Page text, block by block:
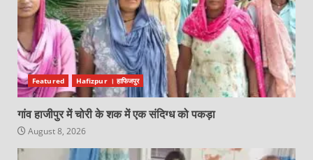
Featured Hafizpur । हाफिजपुर
गांव हाजीपुर में चोरी के शक में एक संदिग्ध को पकड़ा
August 8, 2026